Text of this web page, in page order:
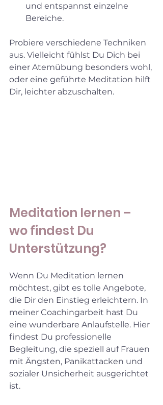
und entspannst einzelne
Bereiche.
Probiere verschiedene Techniken
aus. Vielleicht fühlst Du Dich bei
einer Atemübung besonders wohl,
oder eine geführte Meditation hilft
Dir, leichter abzuschalten.
Meditation lernen –
wo findest Du
Unterstützung?
Wenn Du Meditation lernen
möchtest, gibt es tolle Angebote,
die Dir den Einstieg erleichtern. In
meiner Coachingarbeit hast Du
eine wunderbare Anlaufstelle. Hier
findest Du professionelle
Begleitung, die speziell auf Frauen
mit Ängsten, Panikattacken und
sozialer Unsicherheit ausgerichtet
ist.